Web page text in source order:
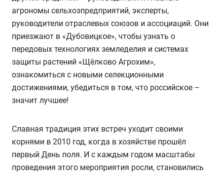
агрономы сельхозпредприятий, эксперты,
руководители отраслевых союзов и ассоциаций. Они
приезжают в «Дубовицкое», чтобы узнать о
передовых технологиях земледелия и системах
защиты растений «Щёлково Агрохим»,
ознакомиться с новыми селекционными
достижениями, убедиться в том, что российское –
значит лучшее!
Славная традиция этих встреч уходит своими
корнями в 2010 год, когда в хозяйстве прошёл
первый День поля. И с каждым годом масштабы
проведения этого мероприятия росли, становились